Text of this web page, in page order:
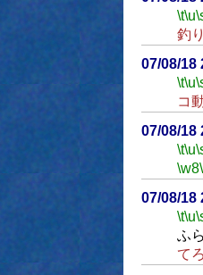
\t\u
釣
07/08/18
\t\u
コ
07/08/18
\t\u
\w8
07/08/18
\t\u
ふ
て